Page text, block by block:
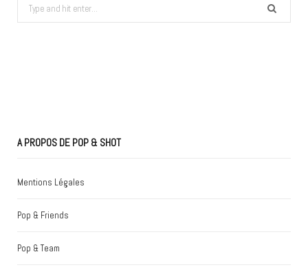
Search
for:
A PROPOS DE POP & SHOT
Mentions Légales
Pop & Friends
Pop & Team